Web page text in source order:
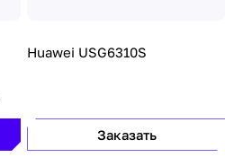
Huawei USG6310S
Заказать